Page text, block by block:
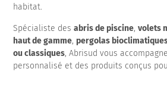
habitat.
Spécialiste desabris de piscine,volets
haut de gamme, pergolas
ou classiques, Abrisud vous
personnalisé et des produits conçus